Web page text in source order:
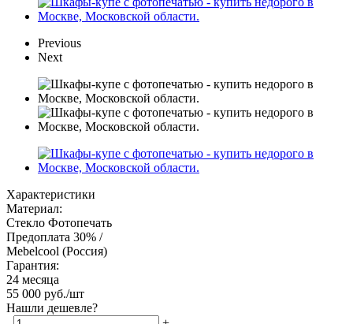
Previous
Next
Характеристики
Материал:
Стекло Фотопечать
Предоплата 30% /
Mebelcool (Россия)
Гарантия:
24 месяца
55 000 руб./шт
Нашли дешевле?